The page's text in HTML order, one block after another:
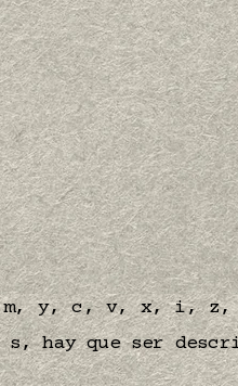
y, c, v, x, i,
que ser